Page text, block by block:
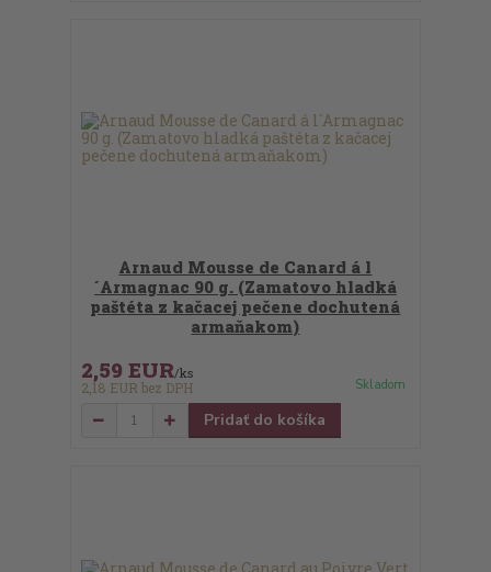
Arnaud Mousse de Canard á l
´Armagnac 90 g. (Zamatovo hladká
paštéta z kačacej pečene dochutená
armaňakom)
2,59 EUR/ks
2,18 EUR bez DPH Skladom
Pridať do košíka